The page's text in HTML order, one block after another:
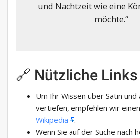
und Nachtzeit wie eine
möchte.“
🔗 Nützliche Links
Um Ihr Wissen über Satin
vertiefen, empfehlen wir
Wikipedia
.
Wenn Sie auf der Suche nach